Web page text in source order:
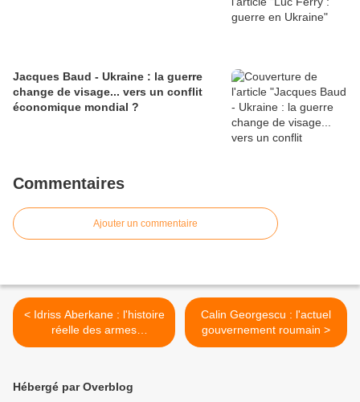
Jacques Baud - Ukraine : la guerre
change de visage... vers un conflit
économique mondial ?
Commentaires
Ajouter un commentaire
< Idriss Aberkane : l'histoire
réelle des armes
climatiques
Calin Georgescu : l'actuel
gouvernement roumain >
Hébergé par Overblog